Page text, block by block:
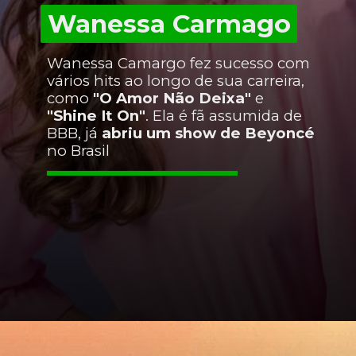
Wanessa Carmago
Wanessa Carmago
Wanessa Camargo fez sucesso com
vários hits ao longo de sua carreira,
como"O Amor Não Deixa" e
"Shine It On". Ela é fã assumida de
BBB, já abriu um show de Beyoncé
no Brasil